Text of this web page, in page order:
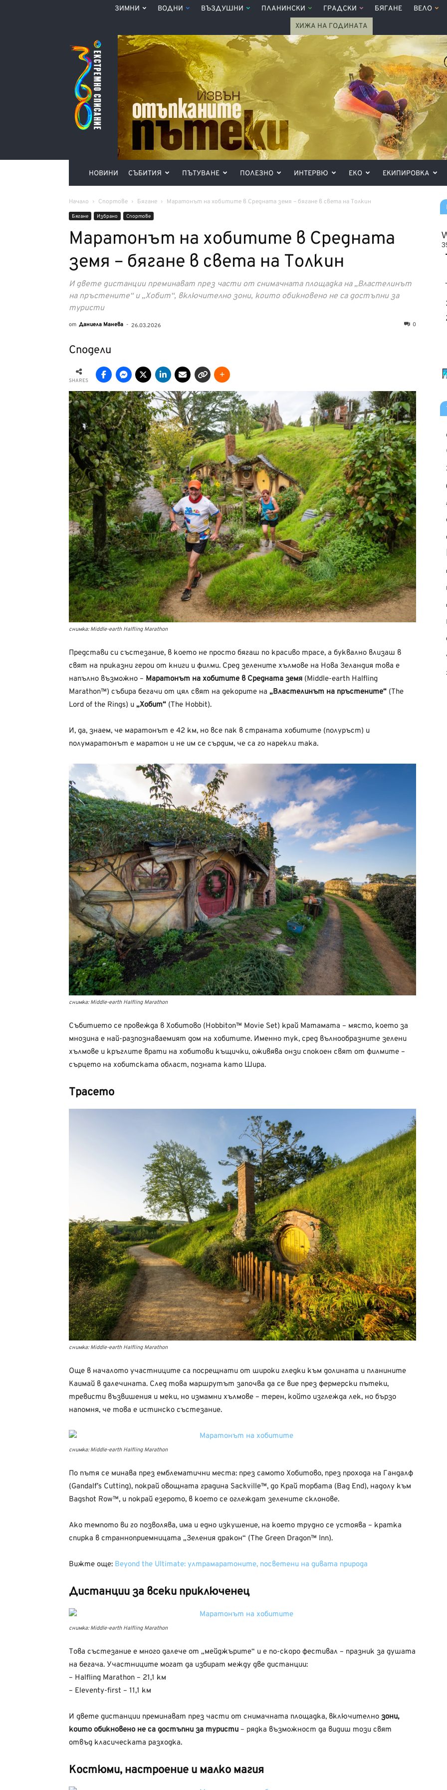
ЗИМНИ ВОДНИ ВЪЗДУШНИ ПЛАНИНСКИ ГРАДСКИ БЯГАНЕ ВЕЛО
ХИЖА НА ГОДИНАТА
Списание
360°
НОВИНИ СЪБИТИЯ ПЪТУВАНЕ ПОЛЕЗНО ИНТЕРВЮ ЕКО ЕКИПИРОВКА
Начало Спортове Бягане Маратонът на хобитите в Средната земя – бягане в света на Толкин
Бягане Избрано Спортове
Маратонът на хобитите в Средната
земя – бягане в света на Толкин
И двете дистанции преминават през части от снимачната площадка на „Властелинът
на пръстените“ и „Хобит“, включително зони, които обикновено не са достъпни за
туристи
от Даниела Манева - 26.03.2026 0
Сподели
SHARES
снимка: Middle-earth Halfling Marathon
Представи си състезание, в което не просто бягаш по красиво трасе, а буквално влизаш в
свят на приказни герои от книги и филми. Сред зелените хълмове на Нова Зеландия това е
напълно възможно – Маратонът на хобитите в Средната земя (Middle-earth Halfling
Marathon™) събира бегачи от цял свят на декорите на „Властелинът на пръстените“ (The
Lord of the Rings) и „Хобит“ (The Hobbit).
И, да, знаем, че маратонът е 42 км, но все пак в страната хобитите (полуръст) и
полумаратонът е маратон и не им се сърдим, че са го нарекли така.
снимка: Middle-earth Halfling Marathon
Събитието се провежда в Хобитово (Hobbiton™ Movie Set) край Матамата – място, което за
мнозина е най-разпознаваемият дом на хобитите. Именно тук, сред вълнообразните зелени
хълмове и кръглите врати на хобитови къщички, оживява онзи спокоен свят от филмите –
сърцето на хобитската област, позната като Шира.
Трасето
снимка: Middle-earth Halfling Marathon
Още в началото участниците са посрещнати от широки гледки към долината и планините
Каимай в далечината. След това маршрутът започва да се вие през фермерски пътеки,
тревисти възвишения и меки, но измамни хълмове – терен, който изглежда лек, но бързо
напомня, че това е истинско състезание.
снимка: Middle-earth Halfling Marathon
По пътя се минава през емблематични места: през самото Хобитово, през прохода на Гандалф
(Gandalf’s Cutting), покрай овощната градина Sackville™, до Край торбата (Bag End), надолу към
Bagshot Row™, и покрай езерото, в което се оглеждат зелените склонове.
Ако темпото ви го позволява, има и едно изкушение, на което трудно се устоява – кратка
спирка в странноприемницата „Зеления дракон“ (The Green Dragon™ Inn).
Вижте още: Beyond the Ultimate: ултрамаратоните, посветени на дивата природа
Дистанции за всеки приключенец
снимка: Middle-earth Halfling Marathon
Това състезание е много далече от „мейджърите“ и е по-скоро фестивал – празник за душата
на бегача. Участниците могат да избират между две дистанции:
– Halfling Marathon – 21,1 км
– Eleventy-first – 11,1 км
И двете дистанции преминават през части от снимачната площадка, включително зони,
които обикновено не са достъпни за туристи – рядка възможност да видиш този свят
отвъд класическата разходка.
Костюми, настроение и малко магия